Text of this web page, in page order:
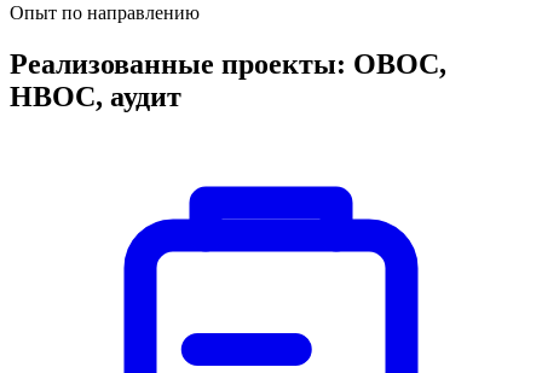
Опыт по направлению
Реализованные проекты: ОВОС,
НВОС, аудит